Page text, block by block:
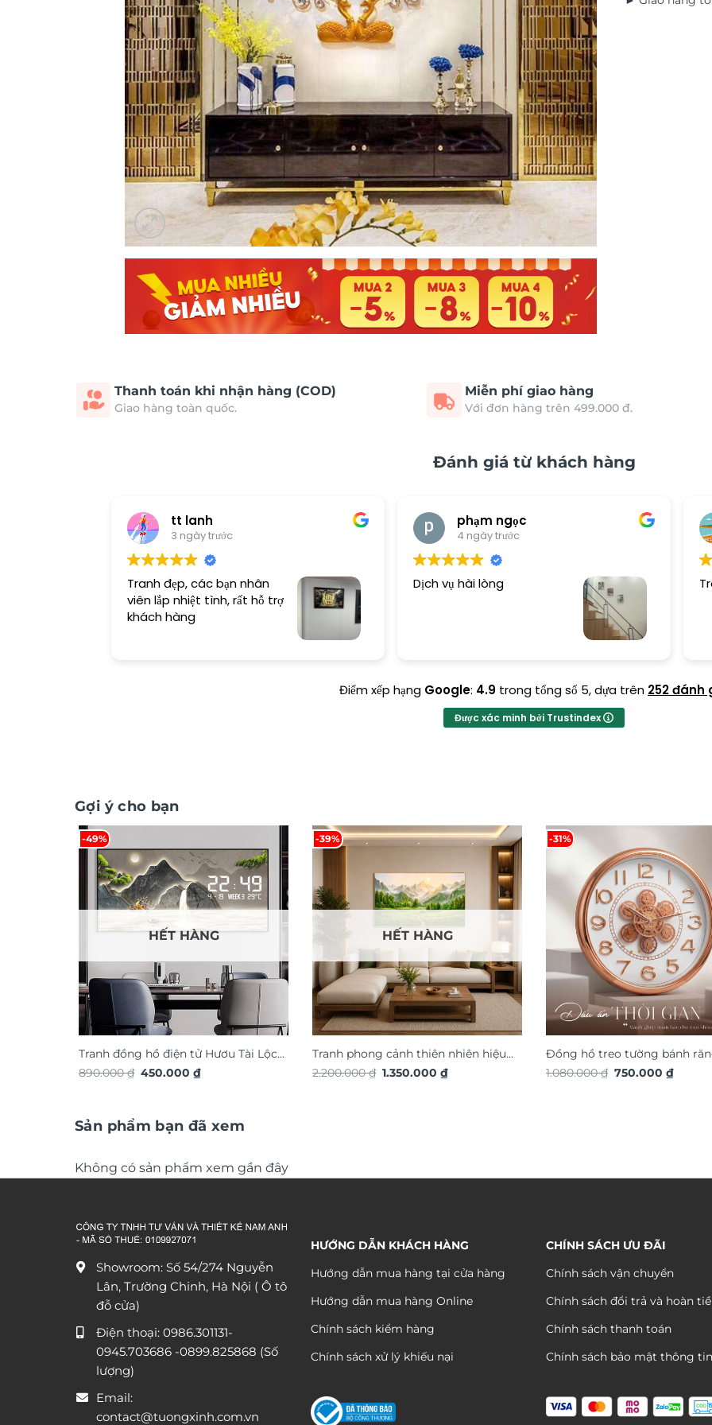
Thanh toán khi nhận hàng (COD)
Giao hàng toàn quốc.
Miễn phí giao hàng
Với đơn hàng trên 499.000 đ.
Đánh giá từ khách hàng
tt lanh
3 ngày trước
Tranh đẹp, các bạn nhân
viên lắp nhiệt tình, rất hỗ trợ
khách hàng
phạm ngọc
4 ngày trước
Dịch vụ hài lòng
Điểm xếp hạng Google: 4.9 trong tổng số 5,dựa trên 252 đánh
Được xác minh bởi Trustindex
Gợi ý cho bạn
-49%
HẾT HÀNG
Tranh đồng hồ điện tử Hươu Tài Lộc
TG4916S
890.000₫ Giá
450.000₫Giá
450.000 ₫.
-39%
HẾT HÀNG
Tranh phong cảnh thiên nhiên hiệu
ứng dát vàng TG4912S
2.200.000₫ Giá
1.350.000₫Giá
-31%
Đồng hồ treo tường bánh
chuyển động trang trí nội thất
1.080.000₫ Giá
750.000₫Giá
Sản phẩm bạn đã xem
Không có sản phẩm xem gần đây
Showroom: Số 54/274 Nguyễn
Lân, Trường Chinh, Hà Nội ( Ô tô
đỗ cửa)
Điện thoại: 0986.301131-
0945.703686 -0899.825868 (Số
lượng)
Email:
contact@tuongxinh.com.vn
HƯỚNG DẪN KHÁCH HÀNG
Hướng dẫn mua hàng tại cửa hàng
Hướng dẫn mua hàng Online
Chính sách kiểm hàng
Chính sách xử lý khiếu nại
CHÍNH SÁCH ƯU ĐÃI
Chính sách vận chuyển
Chính sách đổi trả và hoàn
Chính sách thanh toán
Chính sách bảo mật thông tin